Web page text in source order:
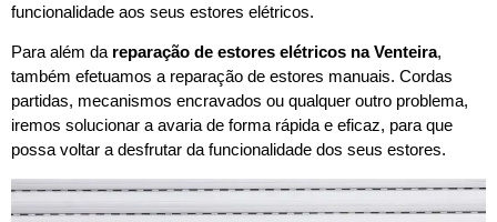
funcionalidade aos seus estores elétricos.
Para além da reparação de estores elétricos na Venteira,
também efetuamos a reparação de estores manuais. Cordas
partidas, mecanismos encravados ou qualquer outro problema,
iremos solucionar a avaria de forma rápida e eficaz, para que
possa voltar a desfrutar da funcionalidade dos seus estores.